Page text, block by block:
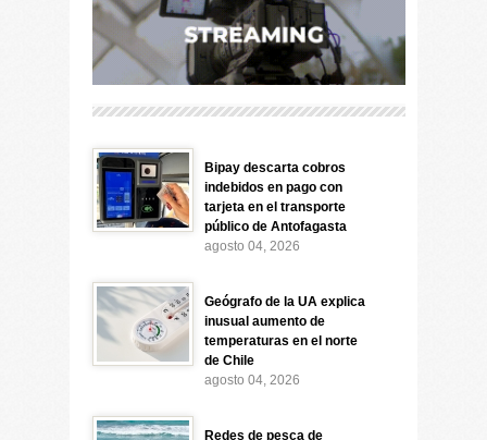
Bipay descarta cobros
indebidos en pago con
tarjeta en el transporte
público de Antofagasta
agosto 04, 2026
Geógrafo de la UA explica
inusual aumento de
temperaturas en el norte
de Chile
agosto 04, 2026
Redes de pesca de